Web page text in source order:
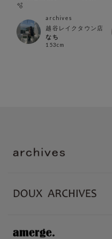
🫧
archives
越谷レイクタウン店
なち
153cm